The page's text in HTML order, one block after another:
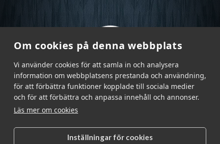
Om cookies på denna webbplats
Vi använder cookies för att samla in och analysera
information om webbplatsens prestanda och användning,
för att förbättra funktioner kopplade till sociala medier
och för att förbättra och anpassa innehåll och annonser.
Läs mer om cookies
Inställningar för cookies